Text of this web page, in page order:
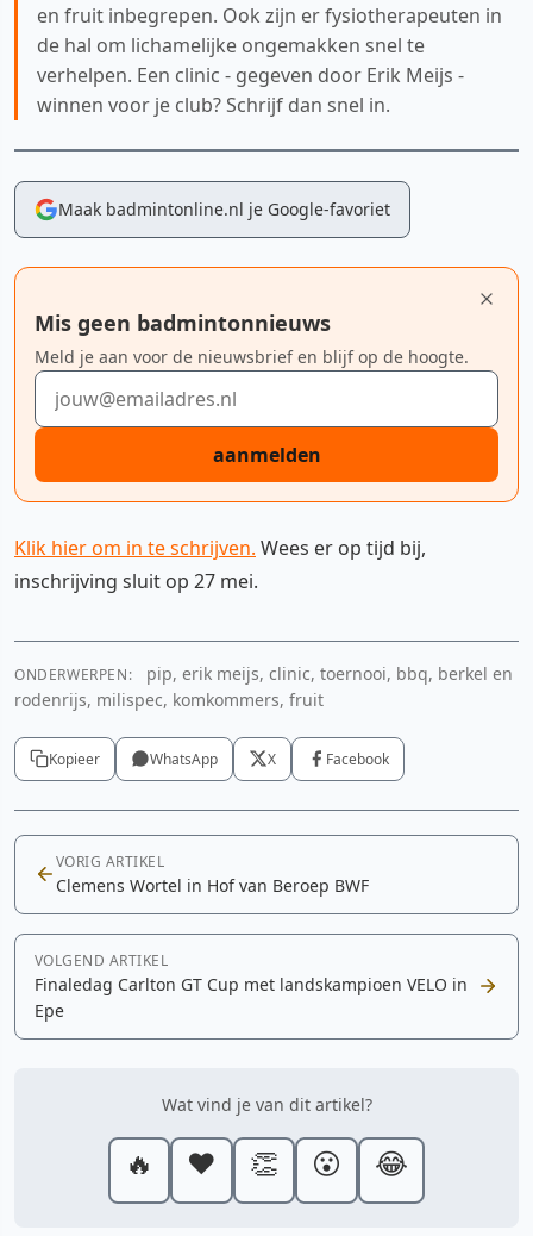
en fruit inbegrepen. Ook zijn er fysiotherapeuten in
de hal om lichamelijke ongemakken snel te
verhelpen. Een clinic - gegeven door Erik Meijs -
winnen voor je club? Schrijf dan snel in.
Maak badmintonline.nl je Google-favoriet
Mis geen badmintonnieuws
Meld je aan voor de nieuwsbrief en blijf op de hoogte.
E-mailadres
aanmelden
Klik hier om in te schrijven. Wees er op tijd bij,
inschrijving sluit op 27 mei.
ONDERWERPEN:
pip, erik meijs, clinic, toernooi, bbq, berkel en
rodenrijs, milispec, komkommers, fruit
Kopieer WhatsApp X Facebook
VORIG ARTIKEL
Clemens Wortel in Hof van Beroep BWF
VOLGEND ARTIKEL
Finaledag Carlton GT Cup met landskampioen VELO in
Epe
Wat vind je van dit artikel?
🔥 ❤️ 👏 😮 😂